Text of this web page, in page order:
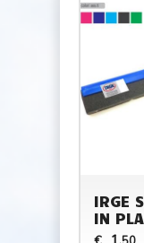
IRGE
IN